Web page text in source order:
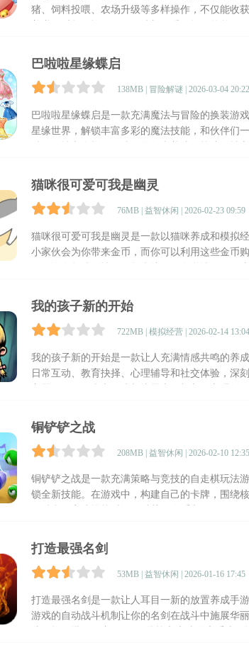
猪、饲料投喂、农场升级等多样操作，不仅能收
巴啦啦星缘蝶启
138MB | 冒险解谜 | 2026-03-04 20:22
巴啦啦星缘蝶启是一款充满魔法与冒险的换装游
星缘世界，解锁丰富多彩的魔法技能，和伙伴们
猫咪很可爱可我是幽灵
76MB | 益智休闲 | 2026-02-23 09:59
猫咪很可爱可我是幽灵是一款以猫咪养成和模拟
小家伙会为你带来金币，而你可以利用这些金币
我的孩子新的开始
722MB | 模拟经营 | 2026-02-14 13:04
我的孩子新的开始是一款让人充满情感共鸣的养
日常互动、教育抉择、心理辅导和社交体验，深
铜铲铲之战
208MB | 益智休闲 | 2026-02-10 12:35
铜铲铲之战是一款充满策略与竞技的自走棋玩法
锁全新技能。在游戏中，构建自己的卡牌，围绕
打造最强名剑
53MB | 益智休闲 | 2026-01-16 17:45
打造最强名剑是一款让人耳目一新的放置养成手
游戏的自动战斗机制让你的名剑在战斗中施展华